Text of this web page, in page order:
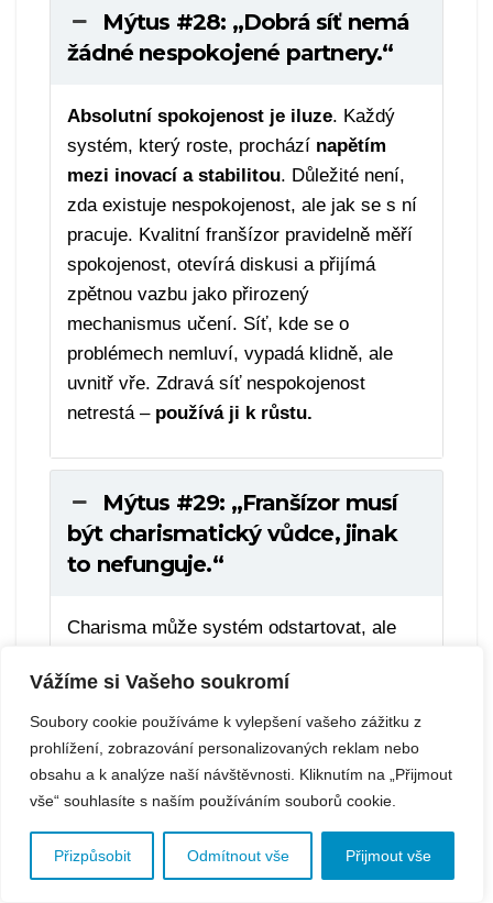
Vážíme si Vašeho soukromí
Soubory cookie používáme k vylepšení vašeho zážitku z
prohlížení, zobrazování personalizovaných reklam nebo
obsahu a k analýze naší návštěvnosti. Kliknutím na „Přijmout
vše“ souhlasíte s naším používáním souborů cookie.
Přizpůsobit Odmítnout vše Přijmout vše
Mýtus #28: „Dobrá síť nemá
žádné nespokojené partnery.“
Absolutní spokojenost je iluze. Každý
systém, který roste, prochází napětím
mezi inovací a stabilitou. Důležité není,
zda existuje nespokojenost, ale jak se s ní
pracuje. Kvalitní franšízor pravidelně měří
spokojenost, otevírá diskusi a přijímá
zpětnou vazbu jako přirozený
mechanismus učení. Síť, kde se o
problémech nemluví, vypadá klidně, ale
uvnitř vře. Zdravá síť nespokojenost
netrestá – používá ji k růstu.
Mýtus #29: „Franšízor musí
být charismatický vůdce, jinak
to nefunguje.“
Charisma může systém odstartovat, ale
kultura. Franšízor, který staví úspěch na
své osobnosti, vytváří závislost, ne síť.
Charisma inspiruje, ale také klame –
zaměňuje pozornost za respekt. Skutečný
vůdce nepotřebuje potlesk, potřebuje
systém, který obstojí i bez něj. Síla značky
nesmí stát na jedné osobě, ale na